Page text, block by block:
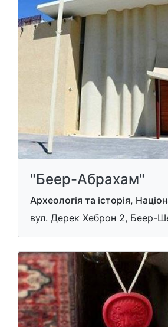
"Беер-Абрахам"
Археологія та історія,
вул. Дерек Хеброн 2, Беер-